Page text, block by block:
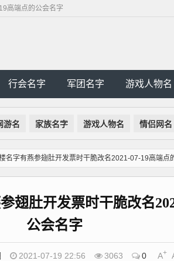
高端点的公会名字
行会名字 军团名字 游戏人物名
游名 家族名字 游戏人物名 情侣网名
名字有燕参翅肚开发票时干脆改名2021-07-19高端点
翅肚开发票时干脆改名
公会名字
2021-07-19 22:56 3063 0 A+